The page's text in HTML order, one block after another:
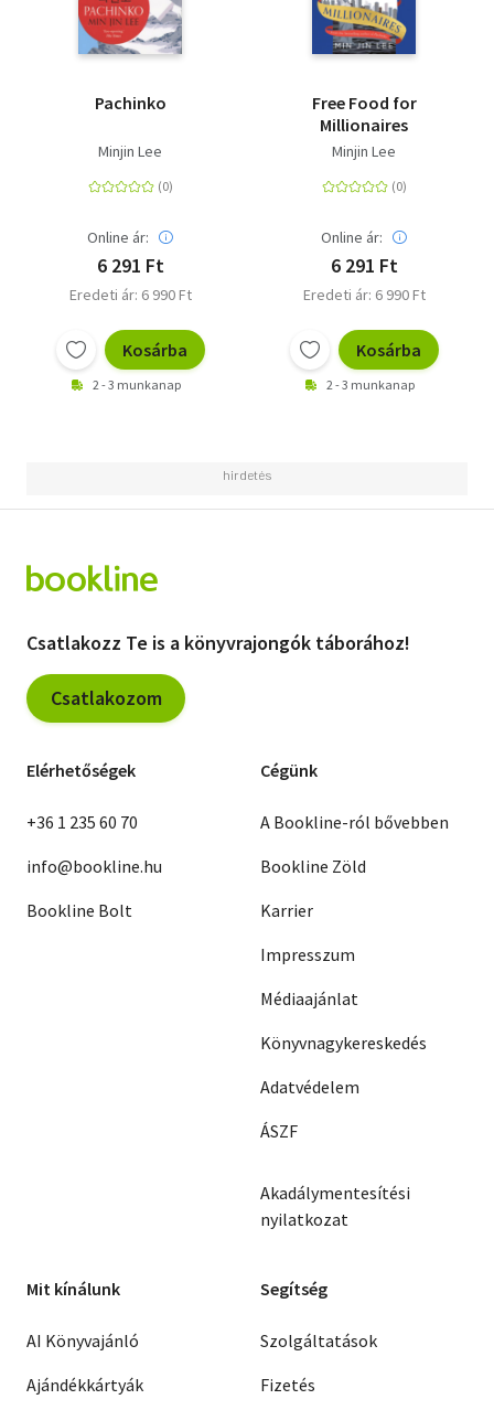
Pachinko
Minjin Lee
Online ár:
6 291 Ft
Eredeti ár: 6 990 Ft
Kosárba
2 - 3 munkanap
Free Food for
Millionaires
Minjin Lee
Online ár:
6 291 Ft
Eredeti ár: 6 990 Ft
Kosárba
2 - 3 munkanap
Csatlakozz Te is a könyvrajongók táborához!
Csatlakozom
Elérhetőségek
+36 1 235 60 70
info@bookline.hu
Bookline Bolt
Cégünk
A Bookline-ról bővebben
Bookline Zöld
Karrier
Impresszum
Médiaajánlat
Könyvnagykereskedés
Adatvédelem
ÁSZF
Akadálymentesítési
nyilatkozat
Mit kínálunk
AI Könyvajánló
Ajándékkártyák
Segítség
Szolgáltatások
Fizetés